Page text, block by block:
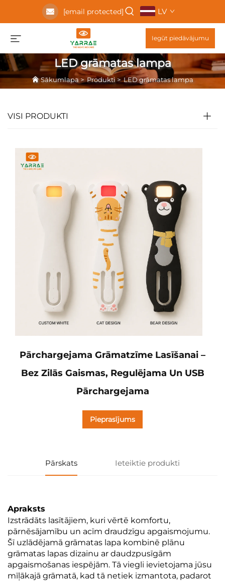
[email protected] LV
Iegūt piedāvājumu
LED grāmatas lampa
Sākumlapa>Produkti>LED grāmatas lampa
VISI PRODUKTI
Pārchargejama Grāmatzīme Lasīšanai –
Bez Zilās Gaismas, Regulējama Un USB
Pārchargejama
Pieprasījums
Pārskats Ieteiktie produkti
Apraksts
Izstrādāts lasītājiem, kuri vērtē komfortu,
pārnēsājamību un acīm draudzīgu apgaismojumu.
Šī uzlādējamā grāmatas lapa kombinē plānu
grāmatas lapas dizainu ar daudzpusīgām
apgaismošanas iespējām. Tā viegli ievietojama jūsu
mīļākajā grāmatā, kad tā netiek izmantota, padarot